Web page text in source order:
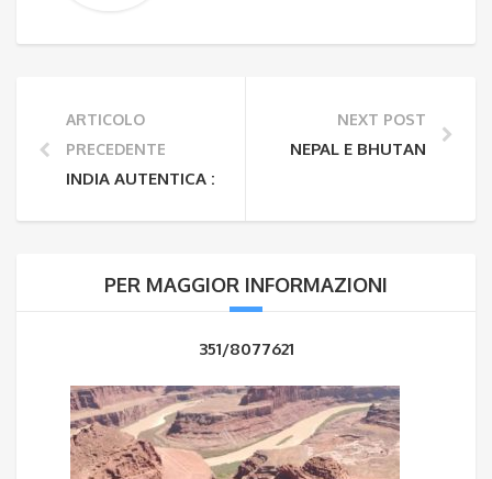
ARTICOLO
PRECEDENTE
INDIA AUTENTICA : FESTA RAKSHA BANDHAN
NEXT POST
NEPAL E BHUTAN
PER MAGGIOR INFORMAZIONI
351/8077621